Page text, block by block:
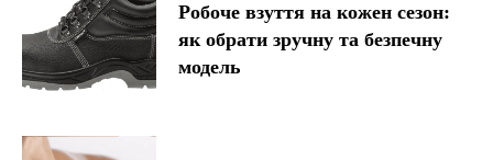
Робоче взуття на кожен сезон:
як обрати зручну та безпечну
модель